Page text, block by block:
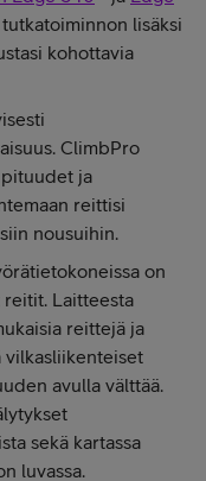
lisäksi
kohottavia
ClimbPro
ja
reittisi
nousuihin.
on
Laitteesta
reittejä ja
vilkasliikenteiset
avulla välttää.
sekä kartassa
luvassa.